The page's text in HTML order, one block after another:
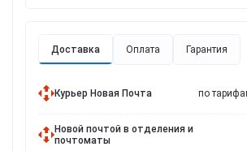
Доставка Оплата Гарантия
Курьер Новая Почта по
Новой почтой в отделения и
почтоматы